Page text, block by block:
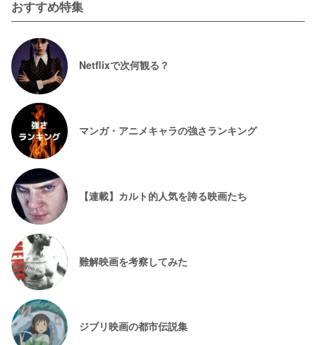
おすすめ特集
Netflixで次何観る？
マンガ・アニメキャラの強さランキング
【連載】カルト的人気を誇る映画たち
難解映画を考察してみた
ジブリ映画の都市伝説集